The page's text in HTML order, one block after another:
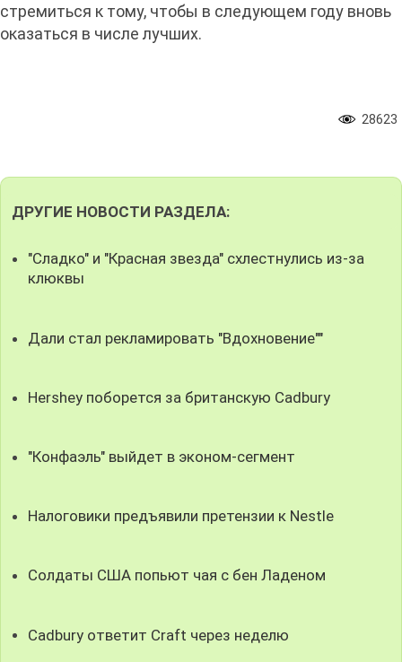
стремиться к тому, чтобы в следующем году вновь
оказаться в числе лучших.
28623
ДРУГИЕ НОВОСТИ РАЗДЕЛА:
"Сладко" и "Красная звезда" схлестнулись из-за
клюквы
Дали стал рекламировать "Вдохновение""
Hershey поборется за британскую Cadbury
"Конфаэль" выйдет в эконом-сегмент
Налоговики предъявили претензии к Nestle
Солдаты США попьют чая с бен Ладеном
Cadbury ответит Craft через неделю